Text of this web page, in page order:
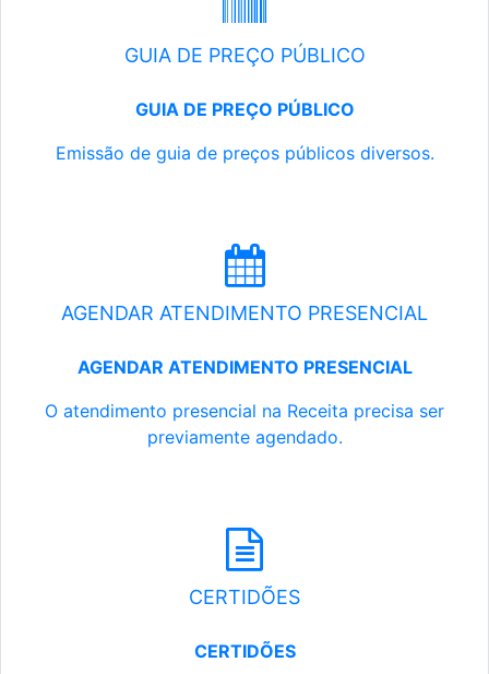
GUIA DE PREÇO PÚBLICO
GUIA DE PREÇO PÚBLICO
Emissão de guia de preços públicos diversos.
AGENDAR ATENDIMENTO PRESENCIAL
AGENDAR ATENDIMENTO PRESENCIAL
O atendimento presencial na Receita precisa ser
previamente agendado.
CERTIDÕES
CERTIDÕES